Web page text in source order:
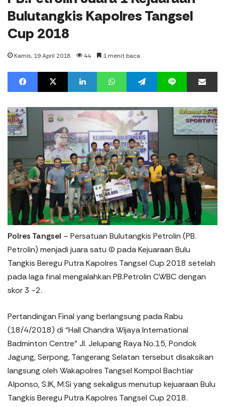
Bulutangkis Kapolres Tangsel
Cup 2018
Kamis, 19 April 2018 44 1 menit baca
Facebook X LinkedIn WhatsApp Telegram Line
Polres Tangsel – Persatuan Bulutangkis Petrolin (PB.
Petrolin) menjadi juara satu (1) pada Kejuaraan Bulu
Tangkis Beregu Putra Kapolres Tangsel Cup 2018 setelah
pada laga final mengalahkan PB.Petrolin CWBC dengan
skor 3 -2.
Pertandingan Final yang berlangsung pada Rabu
(18/4/2018) di “Hall Chandra Wijaya International
Badminton Centre” Jl. Jelupang Raya No.15, Pondok
Jagung, Serpong, Tangerang Selatan tersebut disaksikan
langsung oleh Wakapolres Tangsel Kompol Bachtiar
Alponso, S.IK, M.Si yang sekaligus menutup kejuaraan Bulu
Tangkis Beregu Putra Kapolres Tangsel Cup 2018.